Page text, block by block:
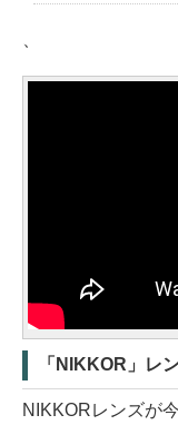
「NIKKOR」レ
NIKKORレンズが